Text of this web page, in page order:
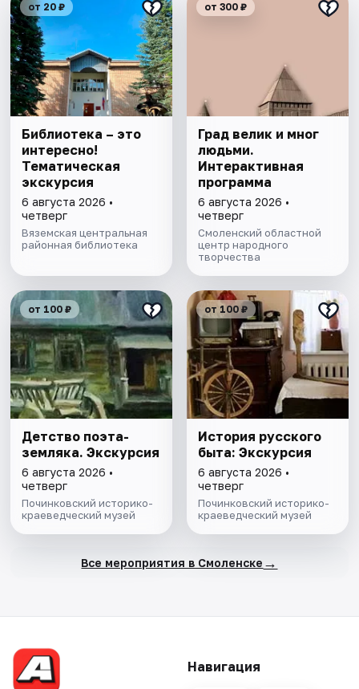
от 20 ₽
Библиотека – это
интересно!
Тематическая
экскурсия
6 августа 2026 •
четверг
Вяземская центральная
районная библиотека
от 300 ₽
Град велик и мног
людьми.
Интерактивная
программа
6 августа 2026 •
четверг
Смоленский областной
центр народного
творчества
от 100 ₽
Детство поэта-
земляка. Экскурсия
6 августа 2026 •
четверг
Починковский историко-
краеведческий музей
от 100 ₽
История русского
быта: Экскурсия
6 августа 2026 •
четверг
Починковский историко-
краеведческий музей
Все мероприятия в Смоленске →
Навигация